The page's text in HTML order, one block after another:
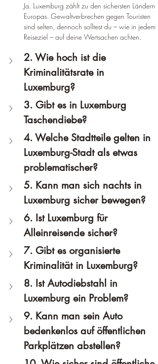
Ja. Luxemburg zählt zu den sichersten Ländern
Europas. Gewaltverbrechen gegen Touristen
sind selten, dennoch solltest du – wie in jedem
Reiseziel – auf deine Wertsachen achten.
2. Wie hoch ist die
Kriminalitätsrate in
Luxemburg?
3. Gibt es in Luxemburg
Taschendiebe?
4. Welche Stadtteile gelten in
Luxemburg-Stadt als etwas
problematischer?
5. Kann man sich nachts in
Luxemburg sicher bewegen?
6. Ist Luxemburg für
Alleinreisende sicher?
7. Gibt es organisierte
Kriminalität in Luxemburg?
8. Ist Autodiebstahl in
Luxemburg ein Problem?
9. Kann man sein Auto
bedenkenlos auf öffentlichen
Parkplätzen abstellen?